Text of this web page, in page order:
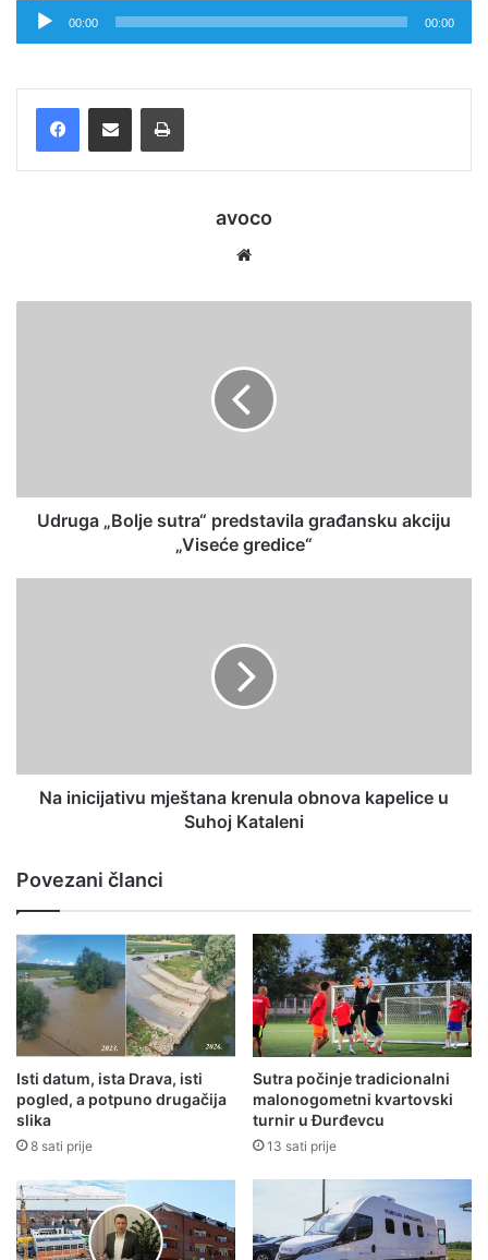
Reproduktor
audiozapisa
00:00 00:00
avoco
te
Udruga „Bolje sutra“ predstavila građansku akciju
„Viseće gredice“
Na inicijativu mještana krenula obnova kapelice u
Suhoj Kataleni
Povezani članci
Isti datum, ista Drava, isti
pogled, a potpuno drugačija
slika
8 sati prije
Sutra počinje tradicionalni
malonogometni kvartovski
turnir u Đurđevcu
13 sati prije